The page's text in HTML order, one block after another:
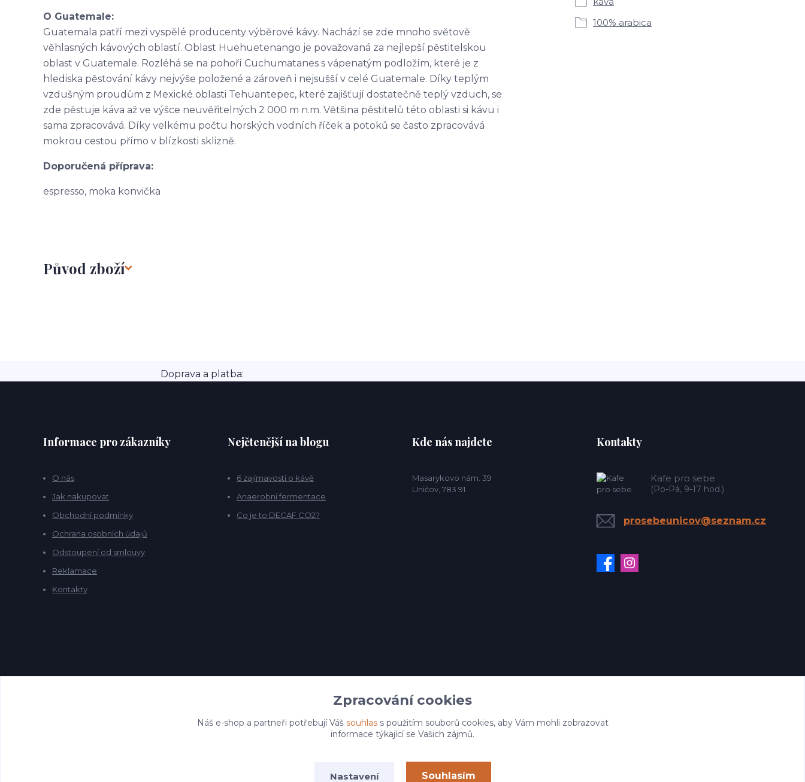
O Guatemale:
Guatemala patří mezi vyspělé producenty výběrové kávy. Nachází se zde mnoho světově
věhlasných kávových oblastí. Oblast Huehuetenango je považovaná za nejlepší pěstitelskou
oblast v Guatemale. Rozléhá se na pohoří Cuchumatanes s vápenatým podložím, které je z
hlediska pěstování kávy nejvýše položené a zároveň i nejsušší v celé Guatemale. Díky teplým
vzdušným proudům z Mexické oblasti Tehuantepec, které zajišťují dostatečně teplý vzduch, se
zde pěstuje káva až ve výšce neuvěřitelných 2 000 m n.m. Většina pěstitelů této oblasti si kávu i
sama zpracovává. Díky velkému počtu horských vodních říček a potoků se často zpracovává
mokrou cestou přímo v blízkosti sklizně.
Doporučená příprava:
espresso, moka konvička
Původ zboží
100% arabica
Doprava a platba:
Informace pro zákazníky
O nás
Jak nakupovat
Obchodní podmínky
Ochrana osobních údajů
Odstoupení od smlouvy
Reklamace
Kontakty
Nejčtenější na blogu
6 zajímavostí o kávě
Anaerobní fermentace
Co je to DECAF CO2?
Kde nás najdete
Masarykovo nám. 39
Uničov, 783 91
Kontakty
Kafe pro sebe
(Po-Pá, 9-17 hod.)
prosebeunicov@seznam.cz
Zpracování cookies
Náš e-shop a partneři potřebují Váš souhlass použitím souborů cookies, aby Vám mohli zobrazovat
informace týkající se Vašich zájmů.
Nastavení Souhlasím